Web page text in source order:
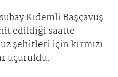
Kıdemli Başçavuş
edildiği saatte
şehitleri için kırmızı
uçuruldu.